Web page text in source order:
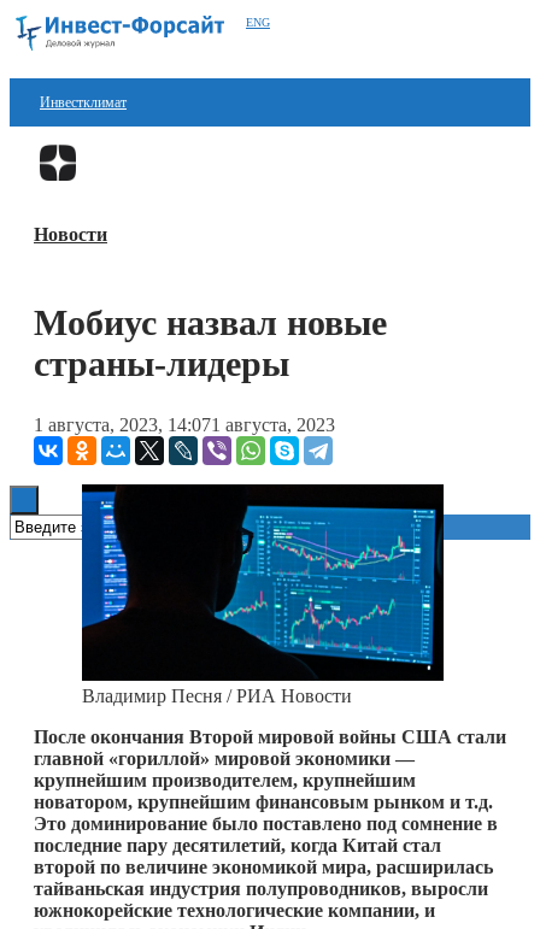
ENG
Инвестклимат
Финансы
Блокчейн
Книги
Новости
Мобиус назвал новые
страны-лидеры
1 августа, 2023, 14:071 августа, 2023
Владимир Песня / РИА Новости
После окончания Второй мировой войны США стали
главной «гориллой» мировой экономики —
крупнейшим производителем, крупнейшим
новатором, крупнейшим финансовым рынком и т.д.
Это доминирование было поставлено под сомнение в
последние пару десятилетий, когда Китай стал
второй по величине экономикой мира, расширилась
тайваньская индустрия полупроводников, выросли
южнокорейские технологические компании, и